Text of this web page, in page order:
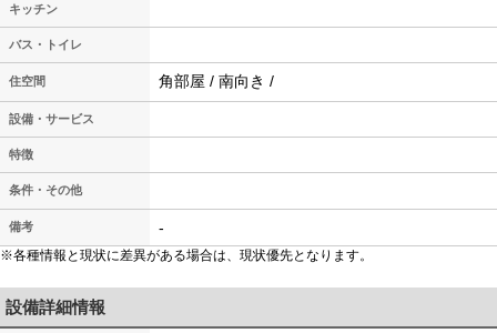
キッチン
バス・トイレ
住空間 角部屋 / 南向き /
設備・サービス
特徴
条件・その他
備考 -
※各種情報と現状に差異がある場合は、現状優先となります。
設備詳細情報